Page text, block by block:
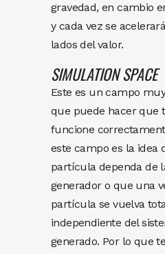
gravedad, en cambio
y cada vez se
lados del valor.
SIMULATION SPACE
Este es un campo
que puede hacer que
funcione
este campo es la idea
partícula dependa de
generador o que una
partícula se vuelva
independiente del
generado. Por lo que